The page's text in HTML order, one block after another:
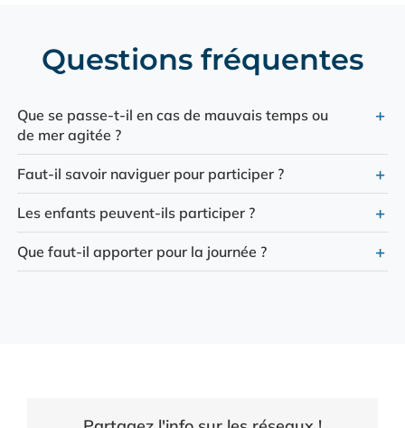
Questions fréquentes
Que se passe-t-il en cas de mauvais temps ou
de mer agitée ?
Faut-il savoir naviguer pour participer ?
Les enfants peuvent-ils participer ?
Que faut-il apporter pour la journée ?